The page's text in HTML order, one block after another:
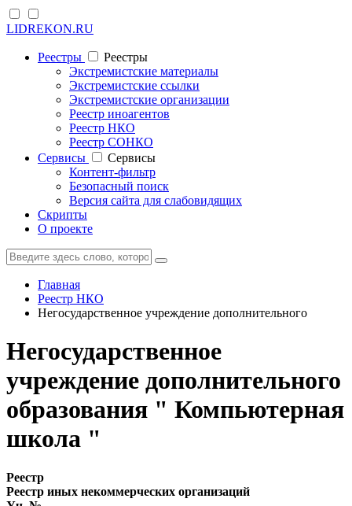
LIDREKON.RU
Реестры
Реестры
Экстремистские материалы
Экстремистские ссылки
Экстремистские организации
Реестр иноагентов
Реестр НКО
Реестр СОНКО
Cервисы
Cервисы
Контент-фильтр
Безопасный поиск
Версия сайта для слабовидящих
Скрипты
О проекте
Главная
Реестр НКО
Негосударственное учреждение дополнительного
Негосударственное
учреждение дополнительного
образования " Компьютерная
школа "
Реестр
Реестр иных некоммерческих организаций